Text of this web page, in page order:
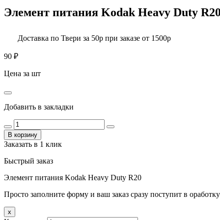
Элемент питания Kodak Heavy Duty
Доставка по Твери за 50р при заказе от 1500р
90 ₽
Цена за шт
Добавить в закладки
В корзину
Заказать в 1 клик
Быстрый заказ
Элемент питания Kodak Heavy Duty R20
Просто заполните форму и ваш заказ сразу поступит в
x